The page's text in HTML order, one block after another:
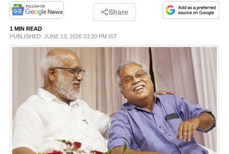
OPINION
PHOTOS
LIFESTYLE
SPIRITUAL
Share
1 MIN READ
PUBLISHED: JUNE 13, 2026 03:20 PM IST